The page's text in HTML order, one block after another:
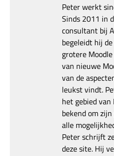
Peter werkt
Sinds 2011 in
consultant bij
begeleidt hij
grotere
van nieuwe
van de
leukst vindt.
het gebied
bekend om
alle
Peter schrijft
deze site. Hij